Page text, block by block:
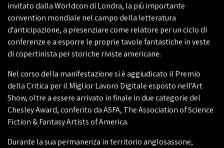
invitato dalla Worldcon di Londra, la più importante
convention mondiale nel campo della letteratura
d'anticipazione, a presenziare come relatore per un ciclo di
conferenze e a esporre le proprie tavole fantastiche in veste
di copertinista per storiche riviste americane.
Nel corso della manifestazione si è aggiudicato il Premio
della Critica per il Miglior Lavoro Digitale esposto nell'Art
Show, oltre a essere arrivato in finale in due categorie del
Chesley Award, conferito da ASFA, The Association of Science
Fiction & Fantasy Artists of America.
Durante la sua permanenza in territorio anglosassone,